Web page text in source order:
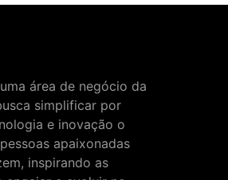
área de negócio da
simplificar por
e inovação o
apaixonadas
inspirando as